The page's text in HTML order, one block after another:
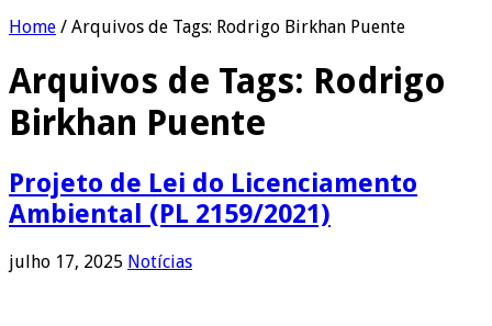
Home / Arquivos de Tags: Rodrigo Birkhan Puente
Arquivos de Tags: Rodrigo
Birkhan Puente
Projeto de Lei do Licenciamento
Ambiental (PL 2159/2021)
julho 17, 2025 Notícias